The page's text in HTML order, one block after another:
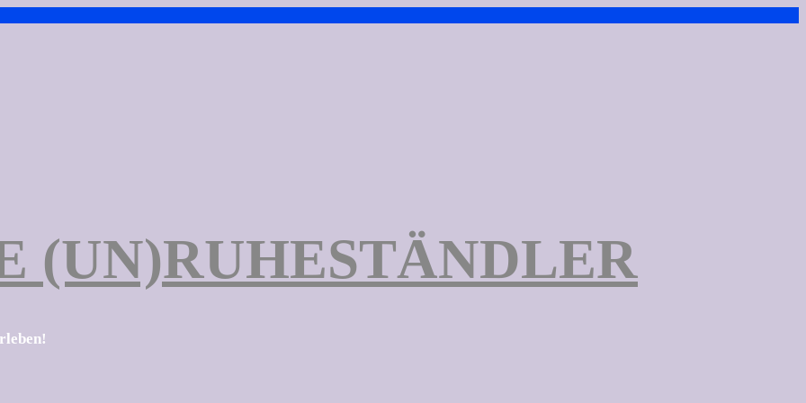
(UN)RUHESTÄNDLER